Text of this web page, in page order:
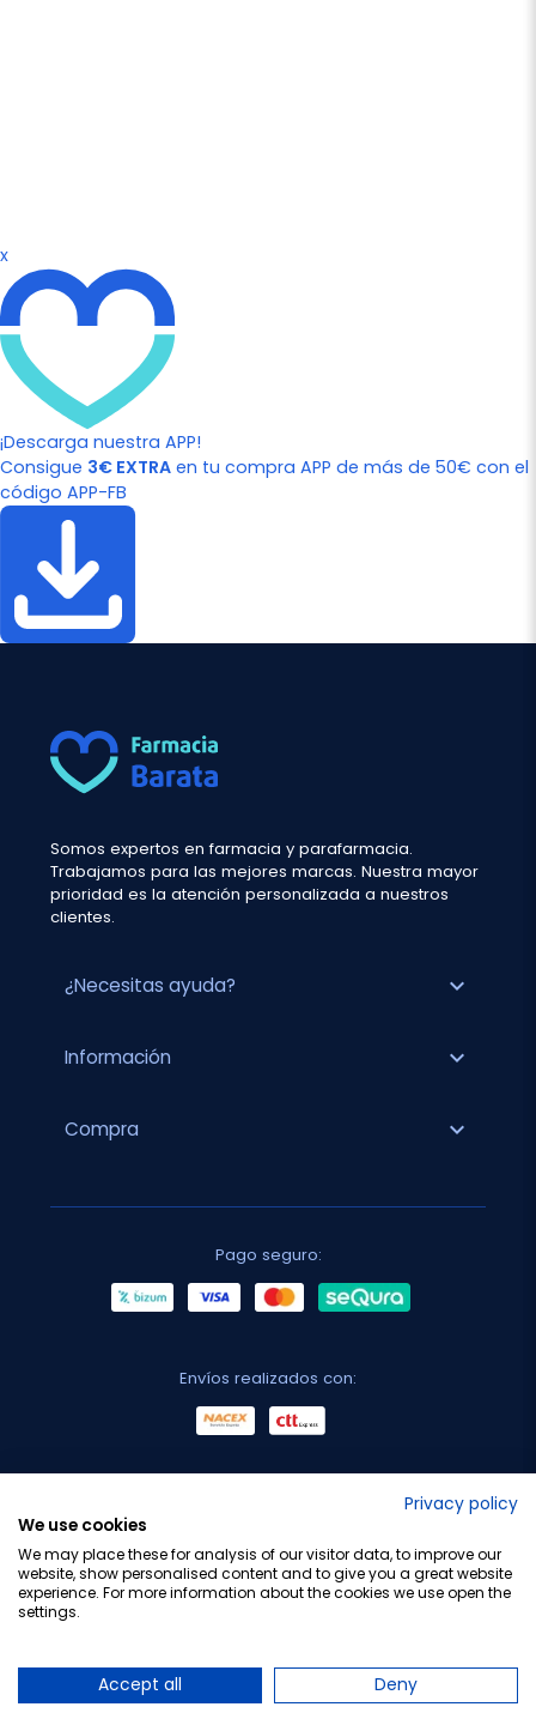
x
¡Descarga nuestra APP!
Consigue 3€ EXTRA en tu compra APP de más de 50€ con el
código APP-FB
Somos expertos en farmacia y parafarmacia.
Trabajamos para las mejores marcas. Nuestra mayor
prioridad es la atención personalizada a nuestros
clientes.
¿Necesitas ayuda? expand_more
Información expand_more
Compra expand_more
Pago seguro:
Envíos realizados con:
Privacy policy
We use cookies
We may place these for analysis of our visitor data, to improve our
website, show personalised content and to give you a great website
experience. For more information about the cookies we use open the
settings.
Accept all Deny